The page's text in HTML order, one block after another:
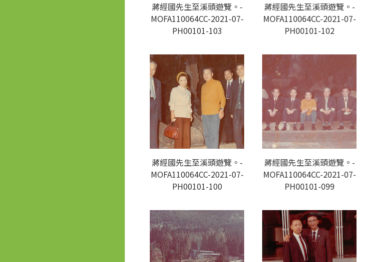
蔣經國先生至溪頭遊覽。-
MOFA110064CC-2021-07-
PH00101-103
蔣經國先生至溪頭遊覽。-
MOFA110064CC-2021-07-
PH00101-102
蔣經國先生至溪頭遊覽。-
MOFA110064CC-2021-07-
PH00101-100
蔣經國先生至溪頭遊覽。-
MOFA110064CC-2021-07-
PH00101-099